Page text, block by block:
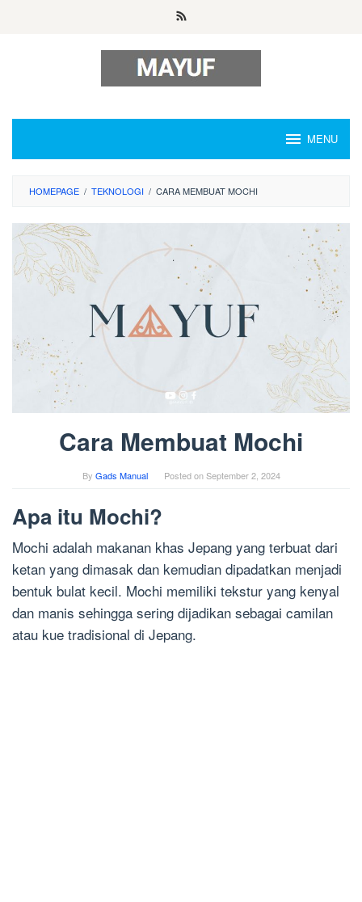
MENU
HOMEPAGE / TEKNOLOGI / CARA MEMBUAT MOCHI
Cara Membuat Mochi
By Gads Manual Posted onSeptember 2, 2024
Apa itu Mochi?
Mochi adalah makanan khas Jepang yang terbuat dari
ketan yang dimasak dan kemudian dipadatkan menjadi
bentuk bulat kecil. Mochi memiliki tekstur yang kenyal
dan manis sehingga sering dijadikan sebagai camilan
atau kue tradisional di Jepang.